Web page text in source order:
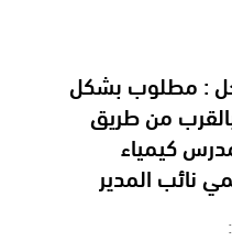
: مطلوب بشكل
من طريق
كيمياء
نائب المدير